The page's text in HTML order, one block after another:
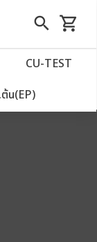
close
search
Skip
to
shopping_cart
รถเข็น
CU‑TEST
น(EP)